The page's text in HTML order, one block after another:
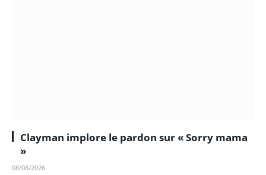
Clayman implore le pardon sur « Sorry mama
»
08/08/2026